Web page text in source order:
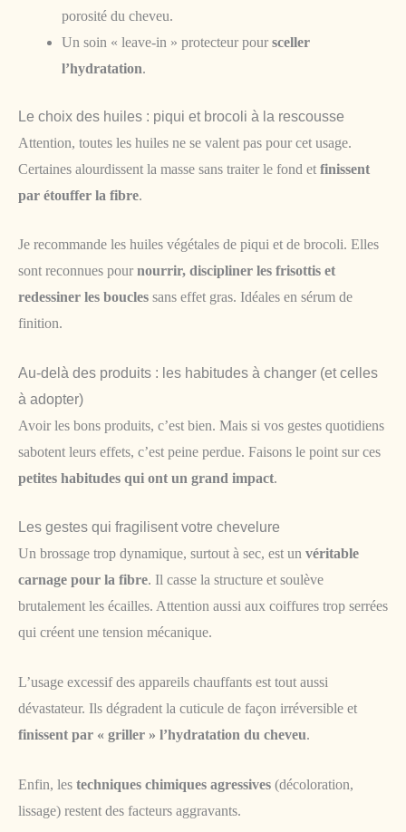
porosité du cheveu.
Un soin « leave-in » protecteur pour sceller
l’hydratation.
Le choix des huiles : piqui et brocoli à la rescousse
Attention, toutes les huiles ne se valent pas pour cet usage.
Certaines alourdissent la masse sans traiter le fond et finissent
par étouffer la fibre.
Je recommande les huiles végétales de piqui et de brocoli. Elles
sont reconnues pour nourrir, discipliner les frisottis et
redessiner les boucles sans effet gras. Idéales en sérum de
finition.
Au-delà des produits : les habitudes à changer (et celles
à adopter)
Avoir les bons produits, c’est bien. Mais si vos gestes quotidiens
sabotent leurs effets, c’est peine perdue. Faisons le point sur ces
petites habitudes qui ont un grand impact.
Les gestes qui fragilisent votre chevelure
Un brossage trop dynamique, surtout à sec, est un véritable
carnage pour la fibre. Il casse la structure et soulève
brutalement les écailles. Attention aussi aux coiffures trop serrées
qui créent une tension mécanique.
L’usage excessif des appareils chauffants est tout aussi
dévastateur. Ils dégradent la cuticule de façon irréversible et
finissent par « griller » l’hydratation du cheveu.
Enfin, les techniques chimiques agressives (décoloration,
lissage) restent des facteurs aggravants.